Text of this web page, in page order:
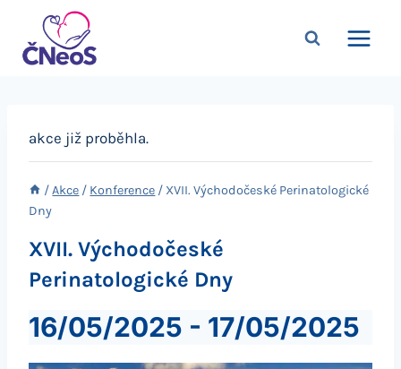
Přeskočit
obsah
akce již proběhla.
/ Akce / Konference / XVII. Východočeské Perinatologické
Dny
XVII. Východočeské
Perinatologické Dny
16/05/2025 - 17/05/2025